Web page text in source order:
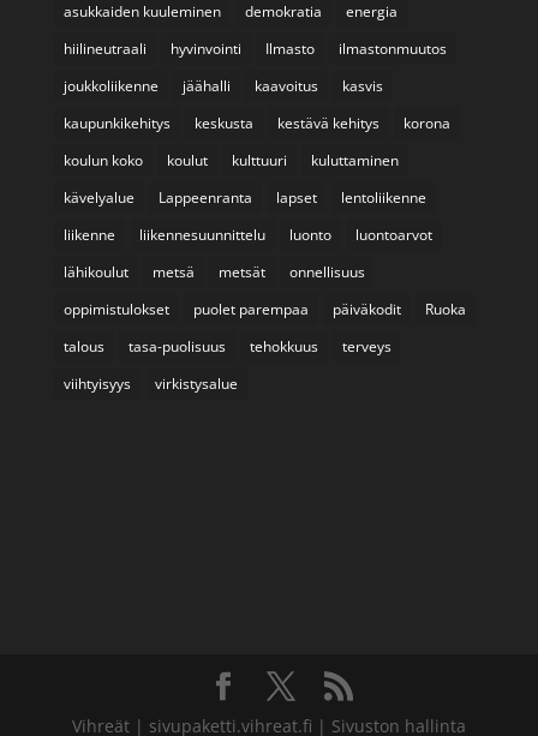
asukkaiden kuuleminen
demokratia
energia
hiilineutraali
hyvinvointi Ilmasto
ilmastonmuutos
joukkoliikenne
jäähalli kaavoitus
kasvis
kaupunkikehitys
keskusta kestävä kehitys
korona
koulun koko
koulut kulttuuri
kuluttaminen
kävelyalue
Lappeenranta lapset
lentoliikenne
liikenne
liikennesuunnittelu luonto
luontoarvot
lähikoulut
metsä metsät
onnellisuus
oppimistulokset
puolet parempaa päiväkodit
Ruoka
talous
tasa-puolisuus tehokkuus
terveys
viihtyisyys
virkistysalue
Vihreät| sivupaketti.vihreat.fi | Sivuston hallinta